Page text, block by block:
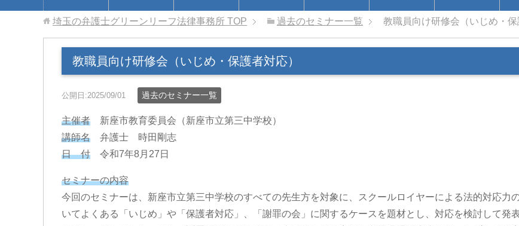
埼玉の弁護士グリーンリーフ法律事務所 TOP 過去のセミナー一覧 教職員向け研修会（いじめ・保
教職員向け研修会（いじめ・保護者対応）
公開日:2025/09/01 過去のセミナー一覧
主催者 新座市教育委員会（新座市立第三中学校）
講師名 弁護士 時田剛志
日 付 令和7年8月27日
セミナーの内容
今回のセミナーは、新座市立第三中学校のすべての先生方を対象に、スクールロイヤーによる法的対応力
いてよくある「いじめ」や「保護者対応」、「謝罪の会」に関するケースを題材とし、対応を検討して発